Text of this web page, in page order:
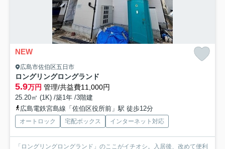
NEW
広島市佐伯区五日市
ロングリングロングランド
5.9万円 管理/共益費11,000円
25.20㎡ (1K) /築1年 /3階建
広島電鉄宮島線「佐伯区役所前」駅 徒歩12分
オートロック 宅配ボックス インターネット対応
「ロングリングロングランド」のここがイチオシ。入居後、改めて便利